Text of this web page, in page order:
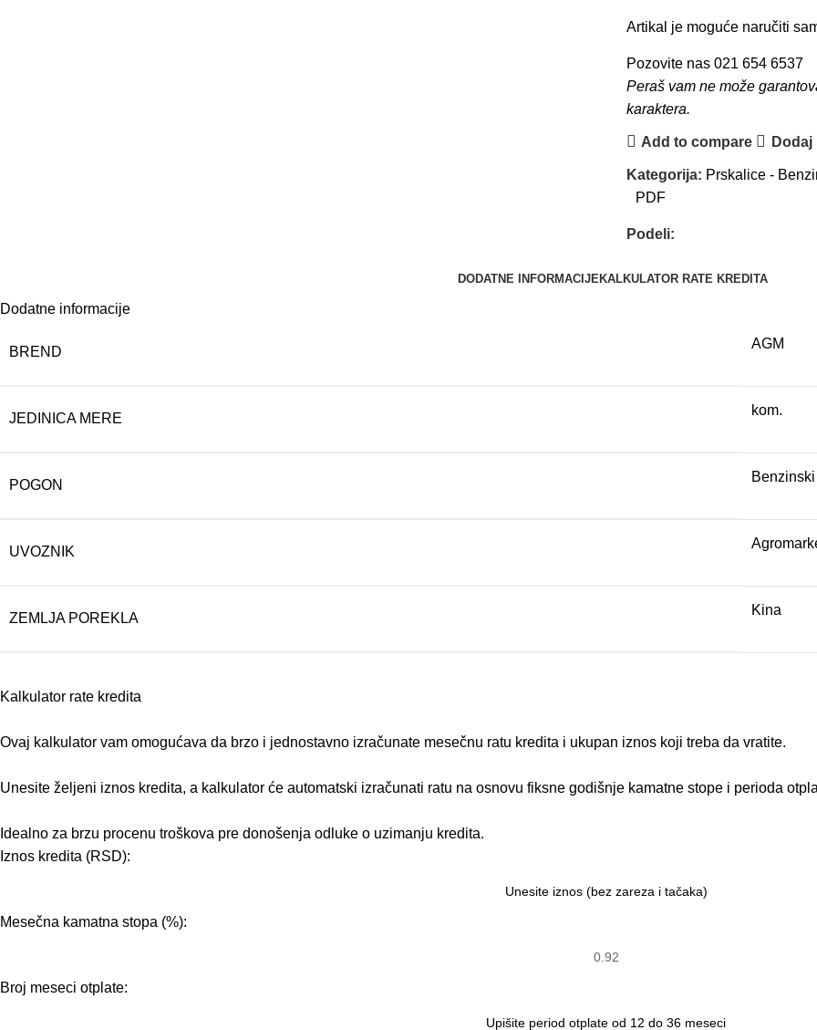
Artikal je moguće naručiti
Pozovite nas 021 654 6537
Peraš vam ne može
karaktera.
Add to compare Dodaj
Kategorija: Prskalice -
PDF
Podeli:
DODATNE INFORMACIJE KALKULATOR RATE KREDITA
Dodatne informacije
BREND
AGM
JEDINICA MERE
kom.
POGON
Benzinski
UVOZNIK
ZEMLJA POREKLA
Kina
Kalkulator rate kredita
Ovaj kalkulator vam omogućava da brzo i jednostavno izračunate mesečnu ratu kredita i ukupan iznos koji treba da vratite.
Unesite željeni iznos kredita, a kalkulator će automatski izračunati ratu na osnovu fiksne godišnje kamatne stope i perioda
Idealno za brzu procenu troškova pre donošenja odluke o uzimanju kredita.
Iznos kredita (RSD):
Mesečna kamatna stopa (%):
Broj meseci otplate: